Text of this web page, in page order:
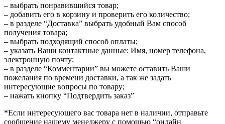
– выбрать понравившийся товар;
– добавить его в корзину и проверить его количество;
– в разделе “Доставка” выбрать удобный Вам способ
получения товара;
– выбрать подходящий способ оплаты;
– указать Ваши контактные данные: Имя, номер телефона,
электронную почту;
– в разделе “Комментарии” вы можете оставить Ваши
пожелания по времени доставки, а так же задать
интересующие вопросы по товару;
– нажать кнопку “Подтвердить заказ”
*Если интересующего вас товара нет в наличии, отправьте
сообщение нашему менеджеру с помощью “онлайн